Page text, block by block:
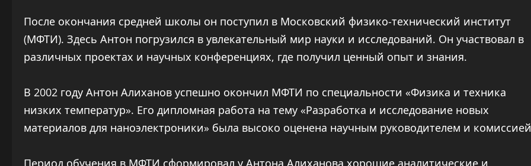
После окончания средней школы он поступил в Московский физико-технический институт
(МФТИ). Здесь Антон погрузился в увлекательный мир науки и исследований. Он участвовал в
различных проектах и научных конференциях, где получил ценный опыт и знания.
В 2002 году Антон Алиханов успешно окончил МФТИ по специальности «Физика и техника
низких температур». Его дипломная работа на тему «Разработка и исследование новых
материалов для наноэлектроники» была высоко оценена научным руководителем и
Период обучения в МФТИ сформировал у Антона Алиханова хорошие аналитические и